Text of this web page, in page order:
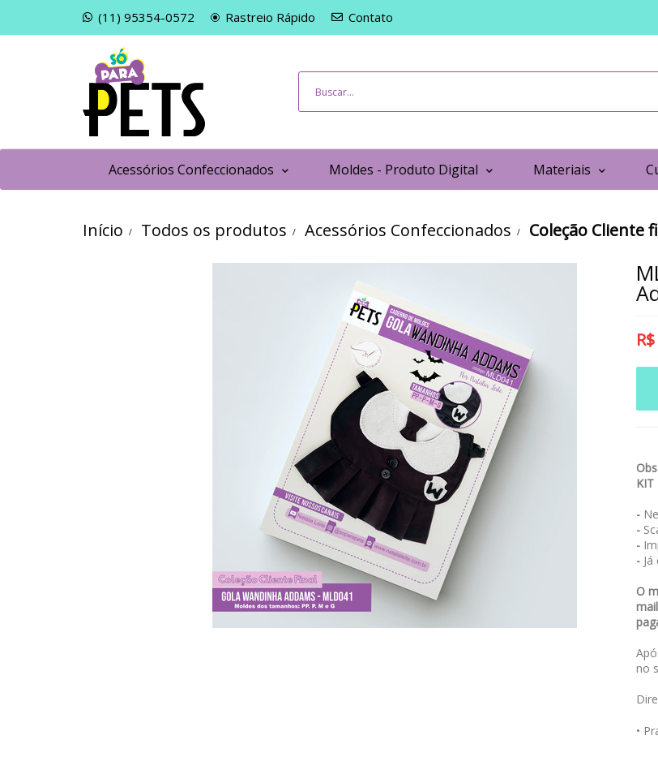
(11) 95354-0572 Rastreio Rápido Contato
Acessórios Confeccionados Moldes - Produto Digital Materiais
Início Todos os produtos Acessórios Confeccionados Coleção Cliente
R$
-
-
-
-
O
no
•